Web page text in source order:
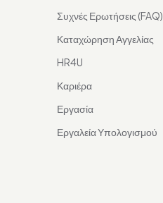
Συχνές Ερωτήσεις (FAQ)
Καταχώρηση Αγγελίας
HR4U
Καριέρα
Εργασία
Εργαλεία Υπολογισμού